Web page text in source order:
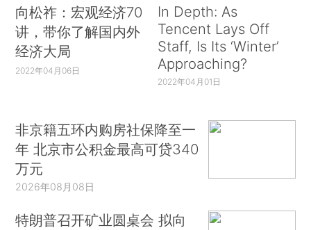
向松祚：宏观经济70
讲，带你了解国内外
经济大局
2022年04月06日
In Depth: As
Tencent Lays Off
Staff, Is Its ‘Winter’
Approaching?
2022年04月01日
非京籍五环内购房社保降至一
年 北京市公积金最高可贷340
万元
2026年08月08日
特朗普召开矿业圆桌会 拟向